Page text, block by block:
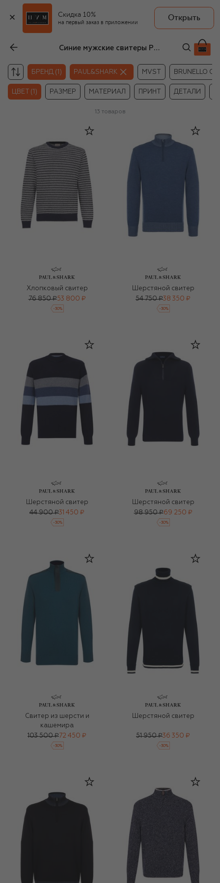
Скидка 10%
на первый заказ в приложении
Открыть
Синие мужские свитеры Paul&Shark
БРЕНД (1) PAUL&SHARK MVST BRUNELLO
ЦВЕТ (1) РАЗМЕР МАТЕРИАЛ ПРИНТ ДЕТАЛИ
13 товаров
Хлопковый свитер
76 850 ₽53 800 ₽
-30%
Шерстяной свитер
54 750 ₽38 350 ₽
-30%
Шерстяной свитер
44 900 ₽31 450 ₽
-30%
Шерстяной свитер
98 950 ₽69 250 ₽
-30%
Свитер из шерсти и
кашемира
103 500 ₽72 450 ₽
-30%
Шерстяной свитер
51 950 ₽36 350 ₽
-30%